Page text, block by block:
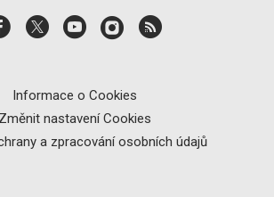
Informace o Cookies
Změnit nastavení Cookies
a zpracování osobních údajů